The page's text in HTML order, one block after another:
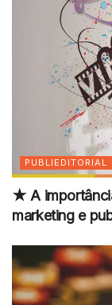
PUBLIEDITORIAL
★ A
marketing e